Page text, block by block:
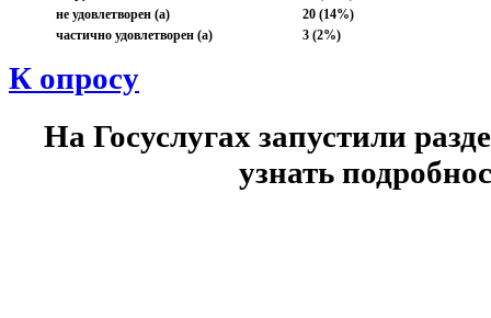
не удовлетворен (а)
20 (14%)
частично удовлетворен (а)
3 (2%)
К опросу
На Госуслугах запустили
узнать